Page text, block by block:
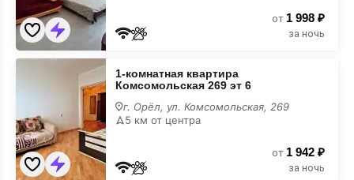
от 1 998 ₽
за ночь
1-
Комсомольская
269
эт
6
1-комнатная квартира
Комсомольская 269 эт 6
г. Орёл, ул. Комсомольская, 269
5 км от центра
от 1 942 ₽
за ночь